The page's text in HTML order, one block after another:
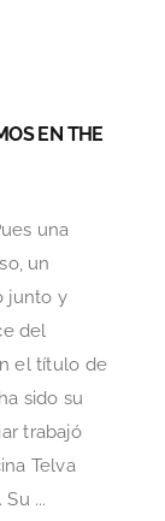
EN THE
una
un
junto y
del
el título de
sido su
trabajó
Telva
...